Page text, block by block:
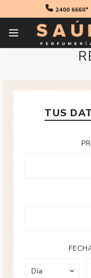
2400 6660*
TUS